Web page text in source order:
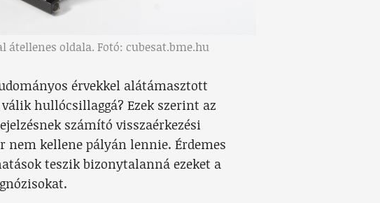
átellenes oldala. Fotó: cubesat.bme.hu
érvekkel alátámasztott
hullócsillaggá? Ezek szerint az
számító visszaérkezési
kellene pályán lennie. Érdemes
teszik bizonytalanná ezeket a